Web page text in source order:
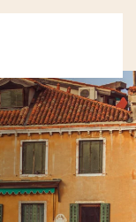
mit